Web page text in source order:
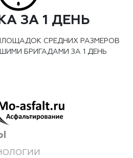
ЗА 1 ДЕНЬ
СРЕДНИХ РАЗМЕРОВ
БРИГАДАМИ ЗА 1 ДЕНЬ